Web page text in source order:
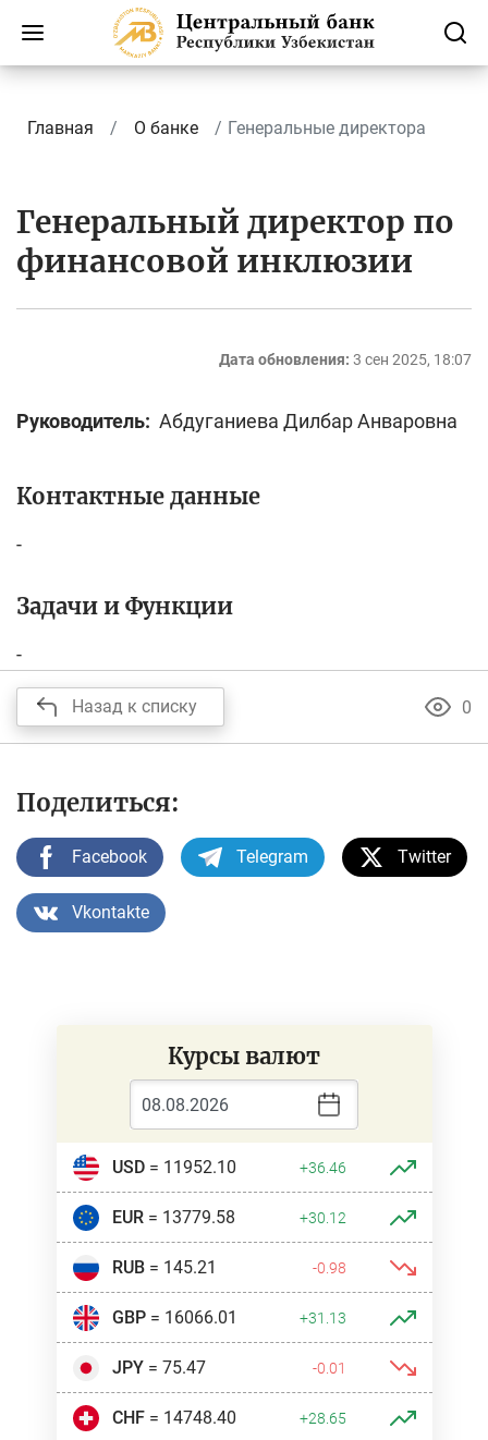
Главная О банке Генеральные директора
Генеральный директор по
финансовой инклюзии
Дата обновления: 3 сен 2025, 18:07
Руководитель: Абдуганиева Дилбар Анваровна
Контактные данные
-
Задачи и Функции
-
Назад к списку 0
Поделиться:
Facebook Telegram Twitter
Vkontakte
Курсы валют
USD= 11952.10 +36.46
EUR= 13779.58 +30.12
RUB= 145.21 -0.98
GBP= 16066.01 +31.13
JPY= 75.47 -0.01
CHF= 14748.40 +28.65